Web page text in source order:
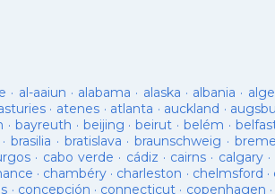
· al-aaiun · alabama · alaska · albania ·
· atenes · atlanta · auckland ·
· bayreuth · beijing ·beirut · belém ·
· brasilia · bratislava ·braunschweig ·
· cabo verde · cádiz · cairns · calgary·
· chambéry · charleston · chelmsford ·
· concepción · connecticut · copenhagen ·